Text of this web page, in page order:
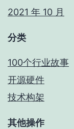
2021 年 10 月
分类
100个行业故事
开源硬件
技术构架
其他操作